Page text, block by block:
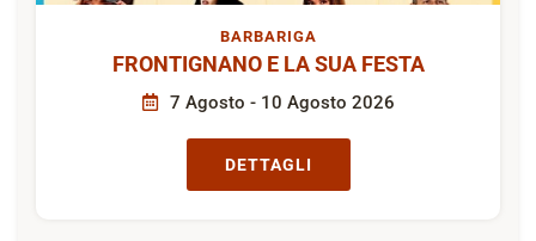
BARBARIGA
FRONTIGNANO E LA SUA FESTA
7 Agosto - 10 Agosto 2026
DETTAGLI